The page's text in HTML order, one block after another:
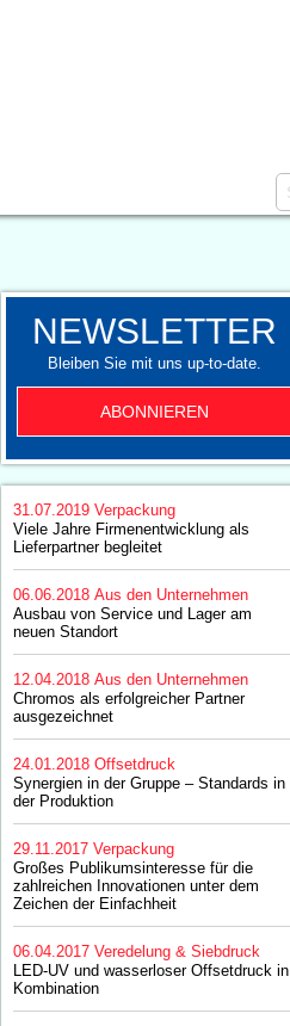
NEWSLETTER
Bleiben Sie mit uns up-to-date.
ABONNIEREN
31.07.2019 Verpackung
Viele Jahre Firmenentwicklung als
Lieferpartner begleitet
06.06.2018 Aus den Unternehmen
Ausbau von Service und Lager am
neuen Standort
12.04.2018 Aus den Unternehmen
Chromos als erfolgreicher Partner
ausgezeichnet
24.01.2018 Offsetdruck
Synergien in der Gruppe – Standards in
der Produktion
29.11.2017 Verpackung
Großes Publikumsinteresse für die
zahlreichen Innovationen unter dem
Zeichen der Einfachheit
06.04.2017 Veredelung & Siebdruck
LED-UV und wasserloser Offsetdruck in
Kombination